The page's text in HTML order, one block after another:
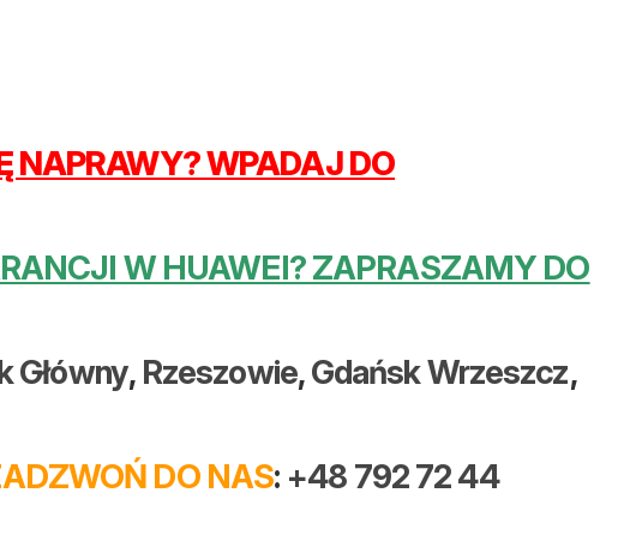
NAPRAWY? WPADAJ DO
W HUAWEI? ZAPRASZAMY DO
Główny, Rzeszowie,Gdańsk Wrzeszcz,
DO NAS: +48 792 72 44